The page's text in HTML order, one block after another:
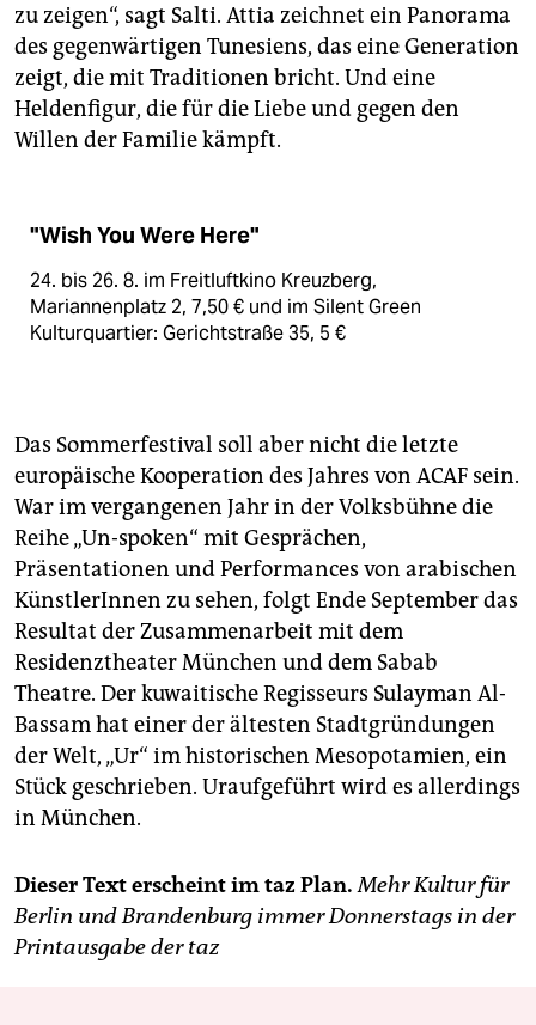
zu zeigen“, sagt Salti. Attia zeichnet ein Panorama
des gegenwärtigen Tunesiens, das eine Generation
zeigt, die mit Traditionen bricht. Und eine
Heldenfigur, die für die Liebe und gegen den
Willen der Familie kämpft.
"Wish You Were Here"
24. bis 26. 8. im Freitluftkino Kreuzberg,
Mariannenplatz 2, 7,50 € und im Silent Green
Kulturquartier: Gerichtstraße 35, 5 €
Das Sommerfestival soll aber nicht die letzte
europäische Kooperation des Jahres von ACAF sein.
War im vergangenen Jahr in der Volksbühne die
Reihe „Un-spoken“ mit Gesprächen,
Präsentationen und Performances von arabischen
KünstlerInnen zu sehen, folgt Ende September das
Resultat der Zusammenarbeit mit dem
Residenztheater München und dem Sabab
Theatre. Der kuwaitische Regisseurs Sulayman Al-
Bassam hat einer der ältesten Stadtgründungen
der Welt, „Ur“ im historischen Mesopotamien, ein
Stück geschrieben. Uraufgeführt wird es allerdings
in München.
Dieser Text erscheint im taz Plan.Mehr Kultur für
Berlin und Brandenburg immer Donnerstags in der
Printausgabe der taz